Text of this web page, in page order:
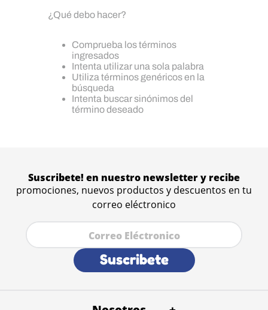
¿Qué debo hacer?
Comprueba los términos
ingresados
Intenta utilizar una sola palabra
Utiliza términos genéricos en la
búsqueda
Intenta buscar sinónimos del
término deseado
Suscribete! en nuestro newsletter y recibe
promociones, nuevos productos y descuentos en tu
correo eléctronico
Suscribete